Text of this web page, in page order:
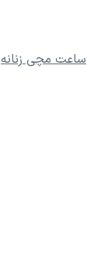
ساعت مچی زنانه